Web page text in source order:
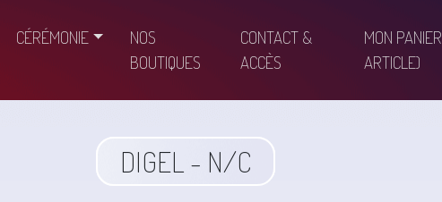
CÉRÉMONIE
NOS
BOUTIQUES
CONTACT &
ACCÈS
MON PANIER
ARTICLE)
DIGEL - N/C